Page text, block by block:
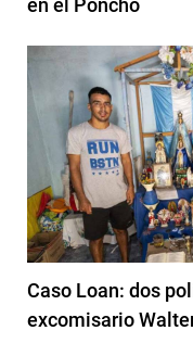
en el Poncho
Caso Loan: dos
excomisario